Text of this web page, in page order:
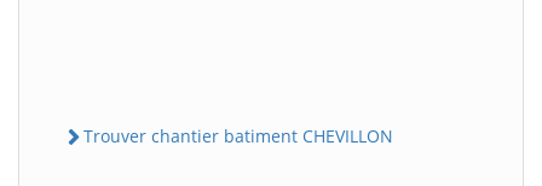
Trouver chantier batiment CHEVILLON